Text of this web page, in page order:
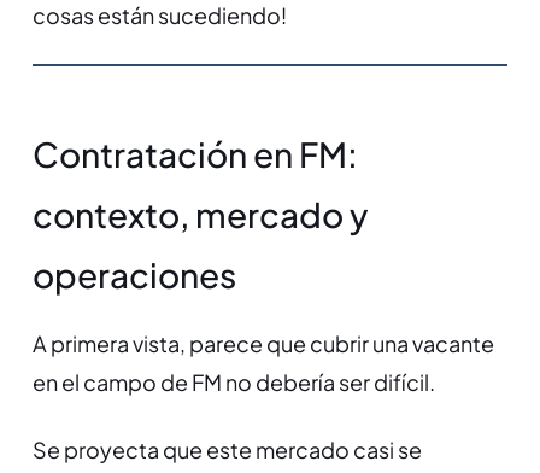
cosas están sucediendo!
Contratación en FM:
contexto, mercado y
operaciones
A primera vista, parece que cubrir una vacante
en el campo de FM no debería ser difícil.
Se proyecta que este mercado casi se